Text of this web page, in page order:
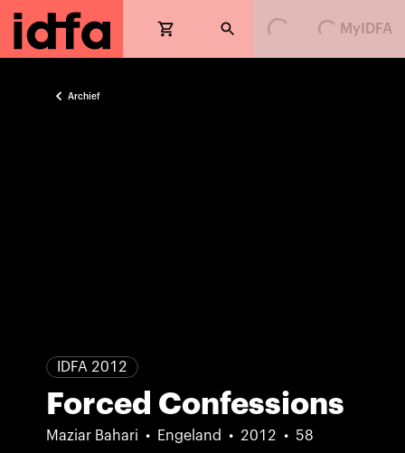
Loading...Loading... MyIDFA
Archief
IDFA 2012
Forced Confessions
Maziar Bahari Engeland 2012
58